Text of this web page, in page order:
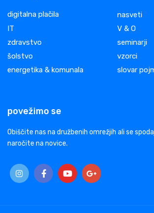
digitalna plačila
IT
zdravstvo
šolstvo
energetika & komunala
nasveti
V & O
seminarji
vzorci
slovar
povežimo se
Obiščite nas na družbenih omrežjih ali se
naročite na novice.